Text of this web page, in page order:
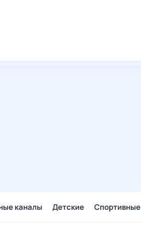
каналы Детские Спортивные